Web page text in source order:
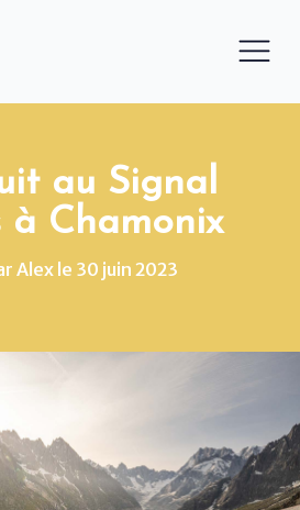
au Signal
à Chamonix
Alex le 30 juin 2023